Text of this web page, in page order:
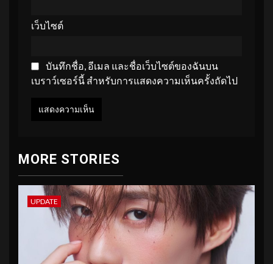
เว็บไซต์
บันทึกชื่อ, อีเมล และชื่อเว็บไซต์ของฉันบน
เบราว์เซอร์นี้ สำหรับการแสดงความเห็นครั้งถัดไป
MORE STORIES
UPDATE